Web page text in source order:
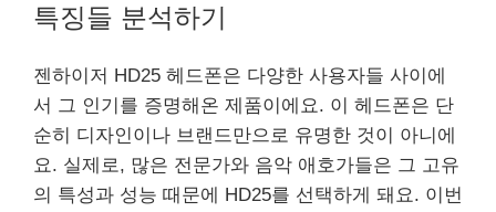
특징들 분석하기
젠하이저 HD25 헤드폰은 다양한 사용자들 사이에
서 그 인기를 증명해온 제품이에요. 이 헤드폰은 단
순히 디자인이나 브랜드만으로 유명한 것이 아니에
요. 실제로, 많은 전문가와 음악 애호가들은 그 고유
의 특성과 성능 때문에 HD25를 선택하게 돼요. 이번